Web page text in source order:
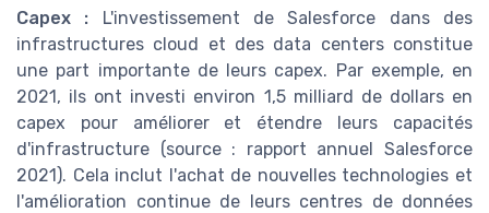
Capex : L'investissement de Salesforce dans des
infrastructures cloud et des data centers constitue
une part importante de leurs capex. Par exemple, en
2021, ils ont investi environ 1,5 milliard de dollars en
capex pour améliorer et étendre leurs capacités
d'infrastructure (source : rapport annuel Salesforce
2021). Cela inclut l'achat de nouvelles technologies et
l'amélioration continue de leurs centres de données